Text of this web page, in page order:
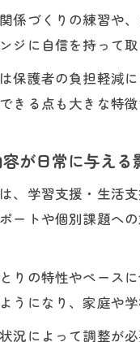
放課後
子ども
支援
放課後
グレーゾー
子ども
放課
子ども
係づくりの練習や
ジに自信を持って取
保護者の負担軽減
きる点も大きな特徴
が日常に与える
、学習支援・生活
ートや個別課題へ
りの特性やペース
うになり、家庭や
況によって調整が